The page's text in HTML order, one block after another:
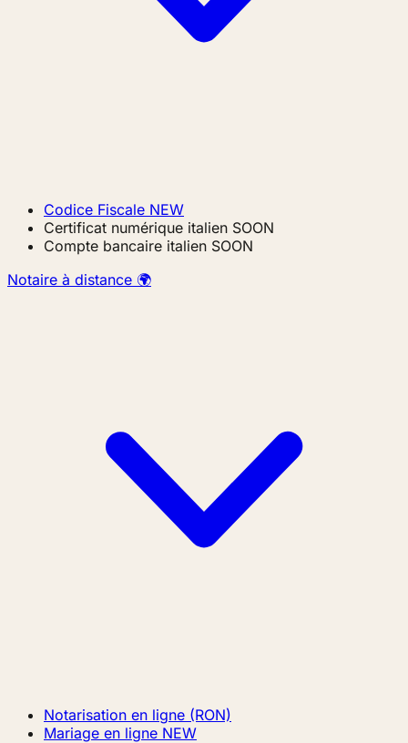
Codice Fiscale NEW
Certificat numérique italien SOON
Compte bancaire italien SOON
Notaire à distance 🌍
Notarisation en ligne (RON)
Mariage en ligne NEW